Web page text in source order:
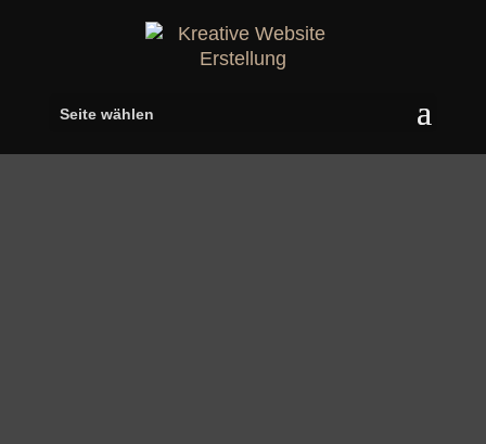
Seite wählen